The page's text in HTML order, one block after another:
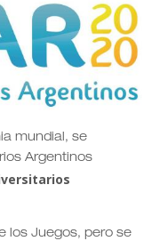
mundial, se
Argentinos
los Juegos, pero se